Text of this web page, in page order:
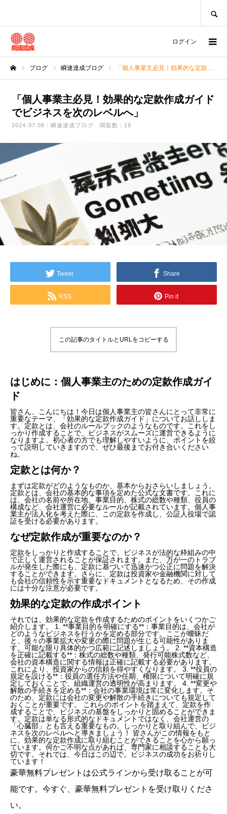
ログイン
ブログ 瞬速達成ブログ 「個人事業主必見！効果的な定款作成ガイドでビジネスを次のレベルへ」
「個人事業主必見！効果的な定款作成ガイド
でビジネスを次のレベルへ」
2024.07.08 瞬速達成ブログ 閲覧数：19
Tweet Share
RSS Pin it
この記事のタイトルとURLをコピーする
はじめに：個人事業主のための定款作成ガイ
ド
皆さん、こんにちは！今日は個人事業主の皆さんにとって非常に
重要なテーマ、「効果的な定款作成ガイド」についてお話ししま
す。定款とは、会社のルールブックのようなものです。これをし
っかり作成することで、ビジネスがスムーズに運営できるように
なりますよ。初心者の方でも理解しやすいように、ポイントを絞
って説明していきますので、ぜひ最後までお付き合いください
ね。
定款とは何か？
まずは定款がどのようなものか、基本からおさらいしましょう。
定款とは、会社の基本的な事項を定めた公式な文書です。これに
は、会社の名前や所在地、事業目的、株式の総数や種類、役員の
構成など、会社運営に必要なルールが記載されています。個人事
業主が法人化を考えた際に、この定款を作成し、公証人役場で認
証を受ける必要があります。
なぜ定款作成が重要なのか？
定款をしっかりと作成することで、ビジネスが法的な枠組みの中
で正しく運営されることが保証されます。また、万が一のトラブ
ルが発生した際にも、定款に基づいて迅速かつ公正に問題を解決
することができます。さらに、定款は投資家や金融機関に対して
も会社の信頼性を示す重要なドキュメントとなるため、その作成
には十分な注意が必要です。
効果的な定款の作成ポイント
それでは、効果的な定款を作成するためのポイントをいくつかご
紹介します。 1. **事業目的を明確にする**：事業目的は、会社が
どのようなビジネスを行うかを定める部分です。ここが曖昧だ
と、後々の事業拡大や変更の際に問題が生じる可能性がありま
す。可能な限り具体的かつ広範に記述しましょう。 2. **資本構造
を正確に記載する**：株式の総数や種類、発行可能株式数など、
会社の資本構造に関する情報は正確に記載する必要があります。
これにより、投資家からの信頼を得やすくなります。 3. **役員の
規定を設ける**：役員の選任方法や任期、権限について明確に規
定しておくことで、組織運営の透明性が高まります。 4. **変更や
解散の手続きを定める**：会社の事業環境は常に変化します。そ
のため、定款には会社の変更や解散の手続きについても規定して
おくことが重要です。 これらのポイントを踏まえて、定款を作
成することで、ビジネスの基盤をしっかりと固めることができま
す。定款は単なる形式的なドキュメントではなく、会社運営の
「心臓部」とも言える重要なもの。しっかりと取り組んで、ビジ
ネスを次のレベルへと導きましょう！ 皆さんがこの情報をもと
に、効果的な定款作成に取り組むことができることを心から願っ
ています。何かご不明な点があれば、専門家に相談することも大
切です。それでは、今日はこの辺で。ビジネスの成功をお祈りし
ています！
豪華無料プレゼントは公式ラインから受け取ることが可
能です。今すぐ、豪華無料プレゼントを受け取りくださ
い。